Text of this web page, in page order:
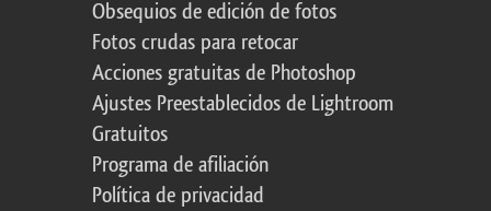
Obsequios de edición de fotos
Fotos crudas para retocar
Acciones gratuitas de Photoshop
Ajustes Preestablecidos de Lightroom
Gratuitos
Programa de afiliación
Política de privacidad